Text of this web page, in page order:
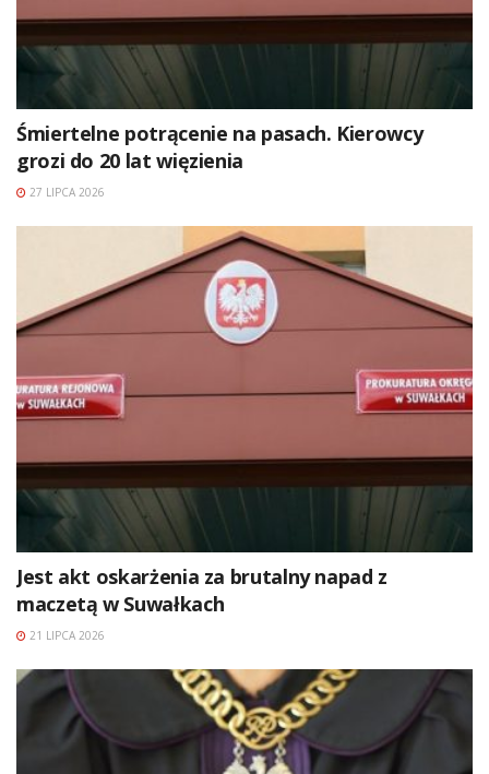
Śmiertelne potrącenie na pasach. Kierowcy
grozi do 20 lat więzienia
27 LIPCA 2026
Jest akt oskarżenia za brutalny napad z
maczetą w Suwałkach
21 LIPCA 2026